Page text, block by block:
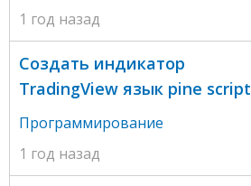
1 год назад
Создать индикатор
TradingView язык pine script
Программирование
1 год назад